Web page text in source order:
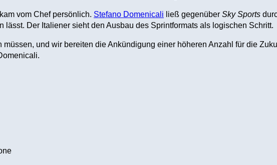
vom Chef persönlich. Stefano Domenicali ließ gegenüber Sky Sports
lässt. Der Italiener sieht den Ausbau des Sprintformats als logischen Schritt.
und wir bereiten die Ankündigung einer höheren Anzahl für die